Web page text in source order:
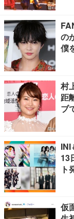
の
僕
村
距
ブ
INI
13
ト
仮